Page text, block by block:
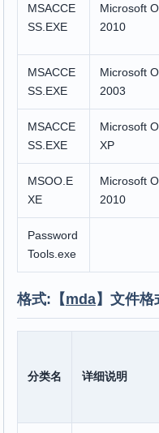
MSACCE
SS.EXE
Microsoft
2010
MSACCE
SS.EXE
Microsoft
2003
MSACCE
SS.EXE
Microsoft
XP
MSOO.E
XE
Microsoft
2010
Password
Tools.exe
格式:【mda】文件格
分类名 详细说明